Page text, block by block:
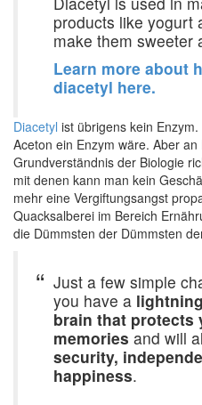
products like yogurt
make them sweeter
Learn more about
diacetyl here.
Diacetyl ist übrigens kein
Aceton ein Enzym wäre. Aber
Grundverständnis der Biologie
mit denen kann man kein
mehr eine Vergiftungsangst
Quacksalberei im Bereich
die Dümmsten der Dümmsten
Just a few simple
you have a
brain that protects
memories and will
security,
happiness.